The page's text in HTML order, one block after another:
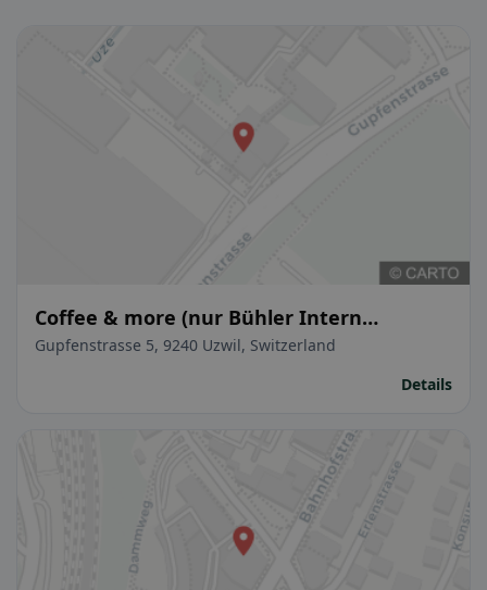
Coffee & more (nur Bühler Intern
zugänglich)
Gupfenstrasse 5, 9240 Uzwil, Switzerland
Details